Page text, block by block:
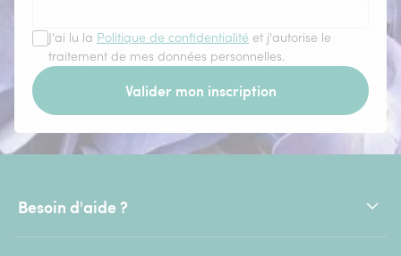
J'ai lu la Politique de confidentialité et j'autorise le
traitement de mes données personnelles.
Valider mon inscription
Besoin d'aide ?